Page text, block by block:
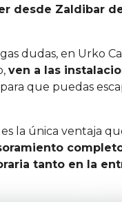
desde Zaldibar
dudas, en Urko
ven a las
que puedas
la única ventaja
tanto en la